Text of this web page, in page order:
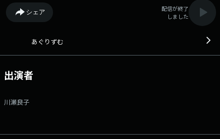
シェア
配信が終了
しました
あぐりずむ
出演者
川瀬良子